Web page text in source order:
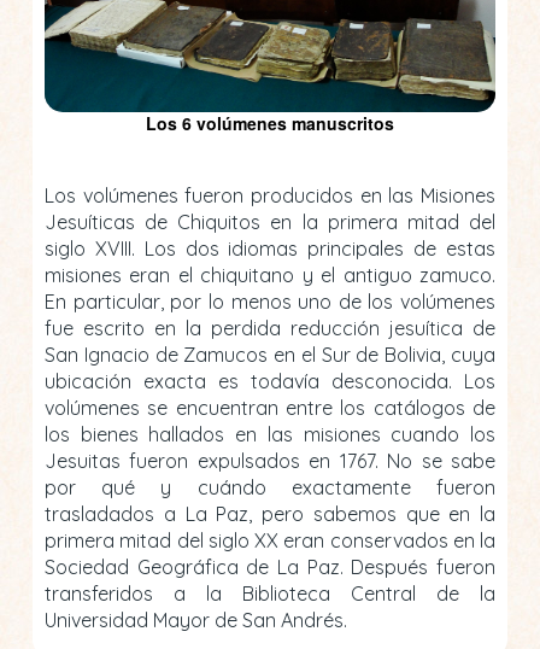
Los 6 volúmenes manuscritos
Los volúmenes fueron producidos en las Misiones
Jesuíticas de Chiquitos en la primera mitad del
siglo XVIII. Los dos idiomas principales de estas
misiones eran el chiquitano y el antiguo zamuco.
En particular, por lo menos uno de los volúmenes
fue escrito en la perdida reducción jesuítica de
San Ignacio de Zamucos en el Sur de Bolivia, cuya
ubicación exacta es todavía desconocida. Los
volúmenes se encuentran entre los catálogos de
los bienes hallados en las misiones cuando los
Jesuitas fueron expulsados en 1767. No se sabe
por qué y cuándo exactamente fueron
trasladados a La Paz, pero sabemos que en la
primera mitad del siglo XX eran conservados en la
Sociedad Geográfica de La Paz. Después fueron
transferidos a la Biblioteca Central de la
Universidad Mayor de San Andrés.